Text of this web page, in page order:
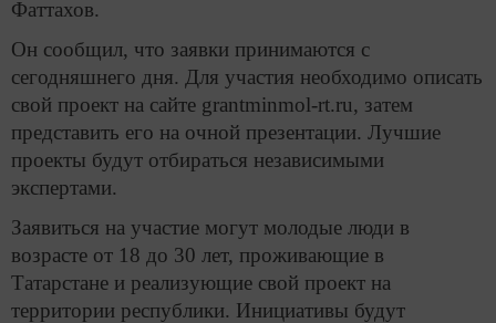
Фаттахов.
Он сообщил, что заявки принимаются с
сегодняшнего дня. Для участия необходимо описать
свой проект на сайте grantminmol-rt.ru, затем
представить его на очной презентации. Лучшие
проекты будут отбираться независимыми
экспертами.
Заявиться на участие могут молодые люди в
возрасте от 18 до 30 лет, проживающие в
Татарстане и реализующие свой проект на
территории республики. Инициативы будут